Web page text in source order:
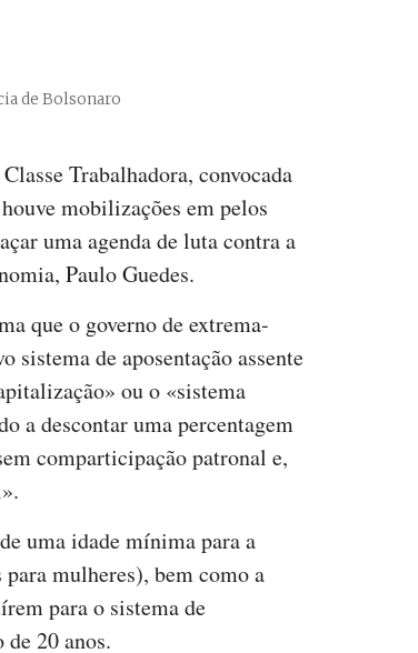
de Bolsonaro
Trabalhadora, convocada
mobilizações em pelos
uma agenda de luta contra a
Paulo Guedes.
que o governo de extrema-
sistema de aposentação assente
ou o «sistema
a descontar uma percentagem
comparticipação patronal e,
uma idade mínima para a
mulheres), bem como a
para o sistema de
20 anos.